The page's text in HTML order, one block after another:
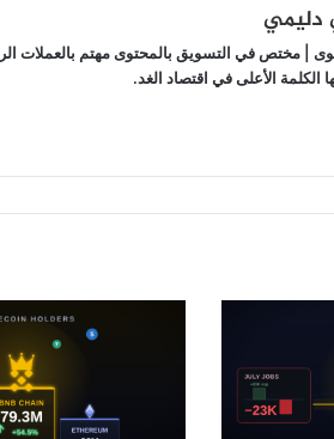
| مختص في التسويق بالمحتوى مهتم بالعملات
الكلمة الأعلى في اقتصاد الغد.